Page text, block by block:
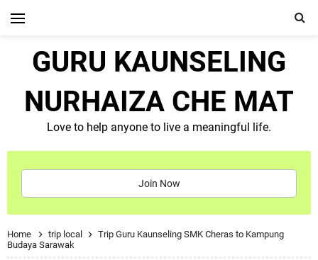
GURU KAUNSELING
NURHAIZA CHE MAT
Love to help anyone to live a meaningful life.
Join Now
Home trip local
Trip Guru Kaunseling SMK Cheras to Kampung
Budaya Sarawak